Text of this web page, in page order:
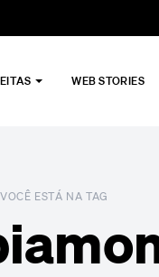
WEB STORIES
VOCÊ ESTÁ NA TAG